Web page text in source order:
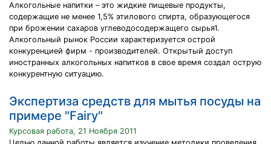
Алкогольные напитки – это жидкие пищевые продукты,
содержащие не менее 1,5% этилового спирта, образующегося
при брожении сахаров углеводосодержащего сырья1.
Алкогольный рынок России характеризуется острой
конкуренцией фирм - производителей. Открытый доступ
иностранных алкогольных напитков в свое время создал острую
конкурентную ситуацию.
Экспертиза средств для мытья посуды на
примере "Fairy"
Курсовая работа, 21 Ноября 2011